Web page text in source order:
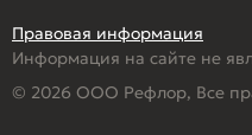
Правовая информация
Информация на сайте не
© 2026 ООО Рефлор, Все